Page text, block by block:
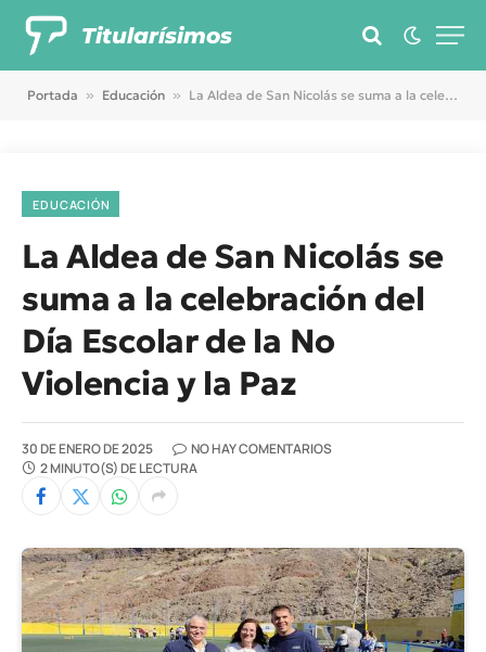
Titularísimos
Portada » Educación » La Aldea de San Nicolás se suma a la celebración del Día Escolar de la No Violencia y la Paz
EDUCACIÓN
La Aldea de San Nicolás se
suma a la celebración del
Día Escolar de la No
Violencia y la Paz
30 DE ENERO DE 2025
NO HAY COMENTARIOS
2 MINUTO(S) DE LECTURA